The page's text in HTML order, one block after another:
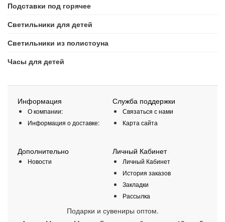
Подставки под горячее
Светильники для детей
Светильники из полистоуна
Часы для детей
Информация
О компании:
Информация о доставке:
Служба поддержки
Связаться с нами
Карта сайта
Дополнительно
Новости
Личный Кабинет
Личный Кабинет
История заказов
Закладки
Рассылка
Подарки и сувениры оптом.